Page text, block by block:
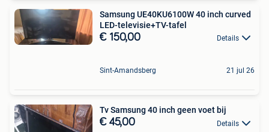
Samsung UE40KU6100W 40 inch curved
LED-televisie+TV-tafel
€ 150,00 Details
Sint-Amandsberg 21 jul 26
Tv Samsung 40 inch geen voet bij
€ 45,00 Details